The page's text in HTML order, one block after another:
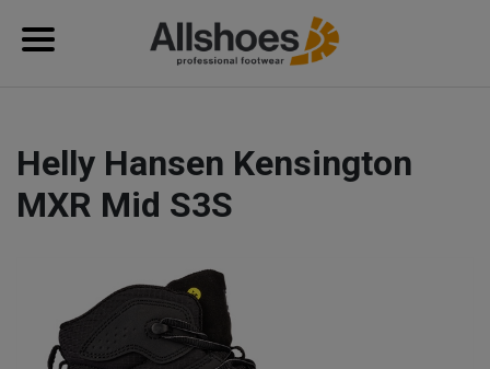
Helly Hansen Kensington
MXR Mid S3S